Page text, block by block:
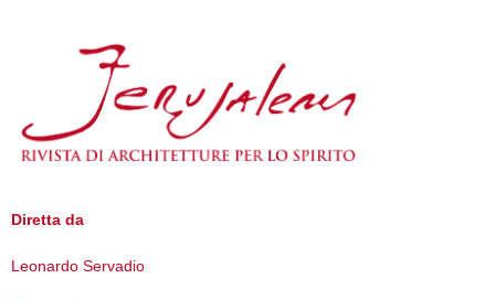
Diretta da
Leonardo Servadio